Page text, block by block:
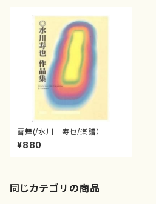
雪舞(/水川 寿也/楽譜）
¥880
同じカテゴリの商品